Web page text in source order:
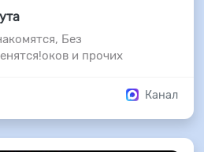
Без
и прочих
Канал